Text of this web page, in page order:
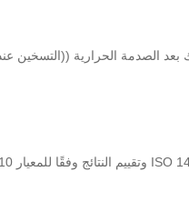
((التسخين عند 300 درجة مئوية